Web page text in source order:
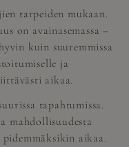
tarpeiden mukaan.
on avainasemassa –
kuin suuremmissa
ja
aikaa.
tapahtumissa.
mahdollisuudesta
aikaa.